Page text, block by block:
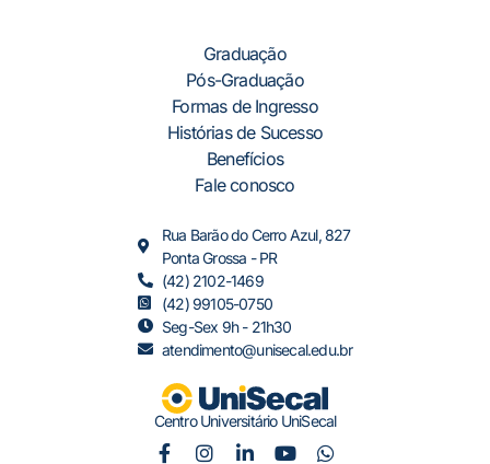
Centro Universitário UniSecal
Graduação
Pós-Graduação
Formas de Ingresso
Histórias de Sucesso
Benefícios
Fale conosco
Rua Barão do Cerro Azul, 827
Ponta Grossa - PR
(42) 2102-1469
(42) 99105-0750
Seg-Sex 9h - 21h30
atendimento@unisecal.edu.br